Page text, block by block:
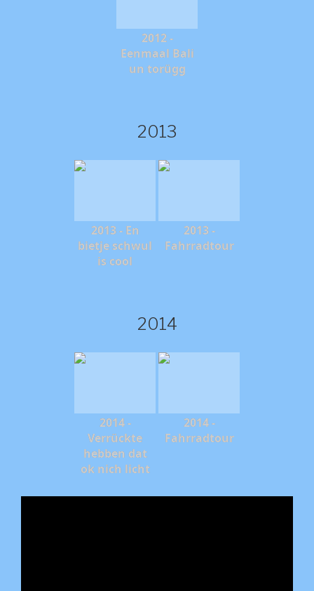
2012 -
Eenmaal Bali
un torügg
2013
2013 - En
bietje schwul
is cool
2013 -
Fahrradtour
2014
2014 -
Verrückte
hebben dat
ok nich licht
2014 -
Fahrradtour